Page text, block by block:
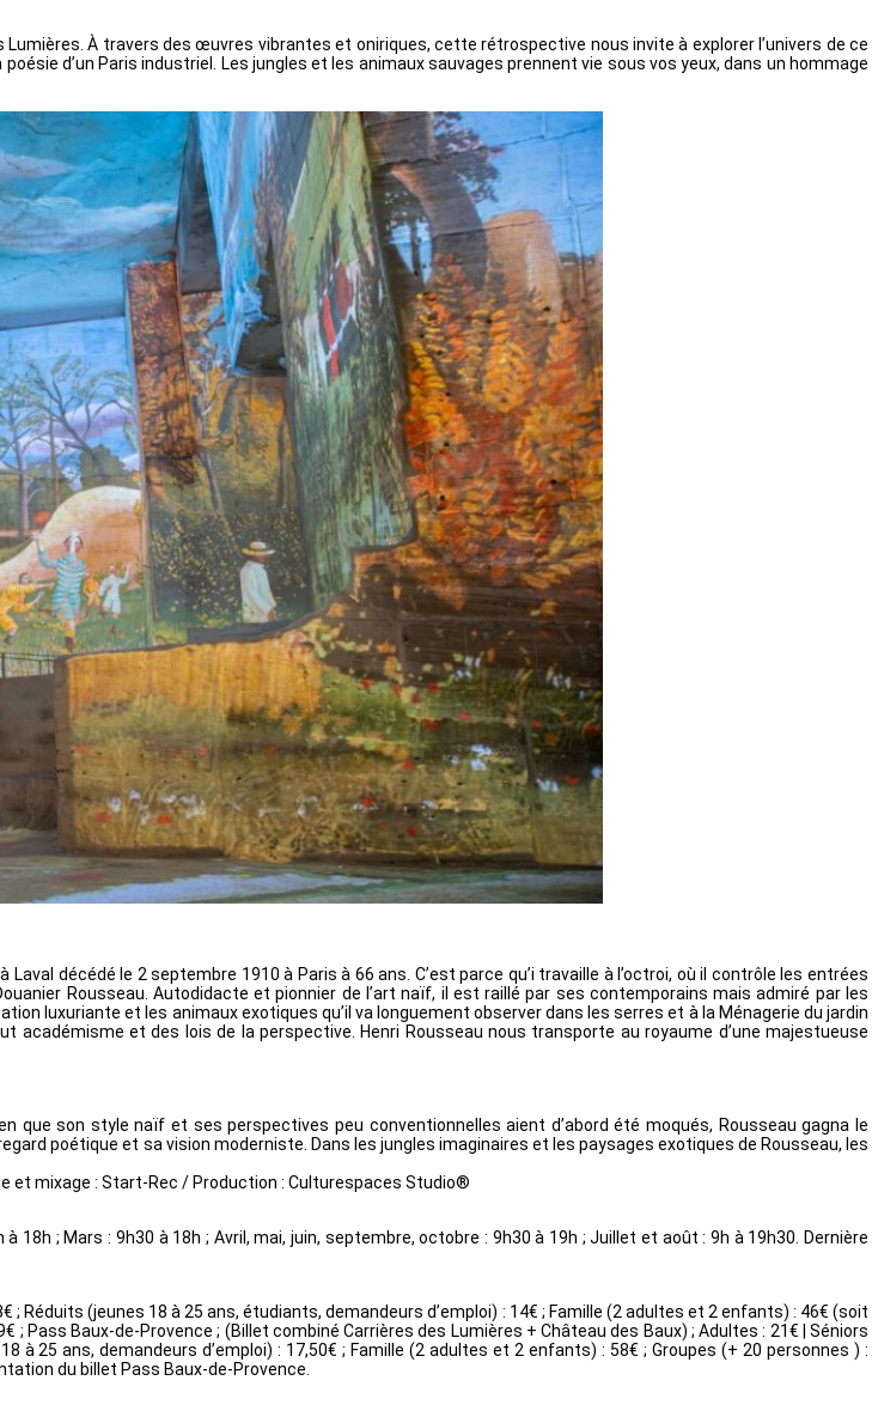
Lumières. À travers des œuvres vibrantes et oniriques, cette rétrospective nous invite à explorer l’univers de ce
d’un Paris industriel. Les jungles et les animaux sauvages prennent vie sous vos yeux, dans un hommage
décédé le 2 septembre 1910 à Paris à 66 ans. C’est parce qu’i travaille à l’octroi, où il contrôle les entrées
Rousseau. Autodidacte et pionnier de l’art naïf, il est raillé par ses contemporains mais admiré par les
luxuriante et les animaux exotiques qu’il va longuement observer dans les serres et à la Ménagerie du jardin
et des lois de la perspective. Henri Rousseau nous transporte au royaume d’une majestueuse
son style naïf et ses perspectives peu conventionnelles aient d’abord été moqués, Rousseau gagna le
poétique et sa vision moderniste. Dans les jungles imaginaires et les paysages exotiques de Rousseau, les
et mixage : Start-Rec / Production : Culturespaces Studio®
18h ; Mars : 9h30 à 18h ; Avril, mai, juin, septembre, octobre : 9h30 à 19h ; Juillet et août : 9h à 19h30. Dernière
Réduits (jeunes 18 à 25 ans, étudiants, demandeurs d’emploi) : 14€ ; Famille (2 adultes et 2 enfants) : 46€ (soit
Pass Baux-de-Provence ; (Billet combiné Carrières des Lumières + Château des Baux) ; Adultes : 21€ | Séniors
25 ans, demandeurs d’emploi) : 17,50€ ; Famille (2 adultes et 2 enfants) : 58€ ; Groupes (+ 20 personnes ) :
du billet Pass Baux-de-Provence.